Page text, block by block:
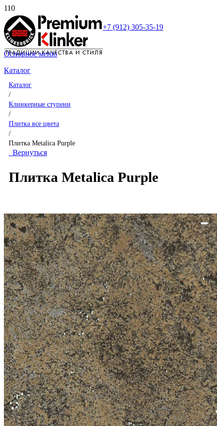
+7 (912) 305-35-19
Основное меню
Каталог
Каталог
/
Клинкерные ступени
/
Плитка все цвета
/
Плитка Metalica Purple
Вернуться
Плитка Metalica Purple